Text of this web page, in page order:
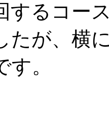
するコー
たが、横
。